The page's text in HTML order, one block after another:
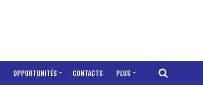
OPPORTUNITÉS CONTACTS PLUS